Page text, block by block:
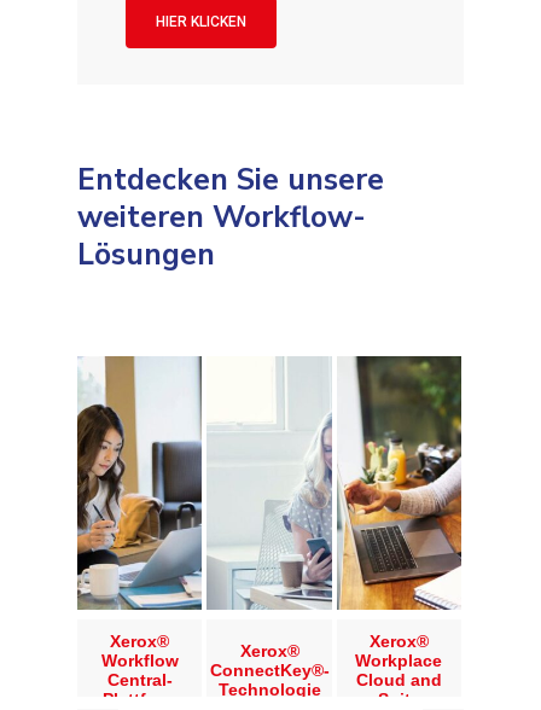
HIER KLICKEN
Entdecken Sie unsere
weiteren Workflow-
Lösungen
Xerox®
Workflow
Central-
Plattform
Xerox®
ConnectKey®-
Technologie
Xerox®
Workplace
Cloud and
Suite